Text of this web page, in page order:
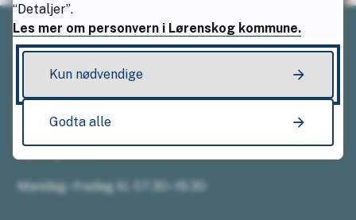
Telefon styrer:
67 49 50 26
Åpningstider
Mandag–fredag kl. 07.30–16.30
“Detaljer”.
Les mer om personvern i Lørenskog kommune.
Kun nødvendige
Godta alle